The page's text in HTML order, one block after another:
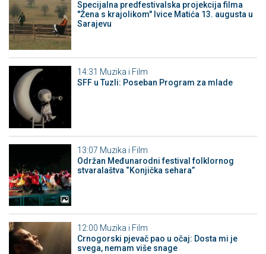
Specijalna predfestivalska projekcija filma
"Žena s krajolikom" Ivice Matića 13. augusta u
Sarajevu
14:31 Muzika i Film
SFF u Tuzli: Poseban Program za mlade
13:07 Muzika i Film
Održan Međunarodni festival folklornog
stvaralaštva “Konjička sehara”
12:00 Muzika i Film
Crnogorski pjevač pao u očaj: Dosta mi je
svega, nemam više snage